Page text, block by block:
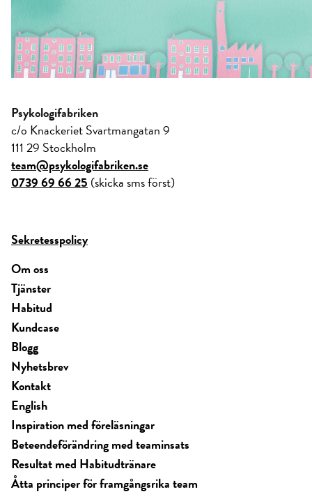
Psykologifabriken
c/o Knackeriet Svartmangatan 9
111 29 Stockholm
team@psykologifabriken.se
0739 69 66 25 (skicka sms först)
Sekretesspolicy
Om oss
Tjänster
Habitud
Kundcase
Blogg
Nyhetsbrev
Kontakt
English
Inspiration med föreläsningar
Beteendeförändring med teaminsats
Resultat med Habitudtränare
Åtta principer för framgångsrika team